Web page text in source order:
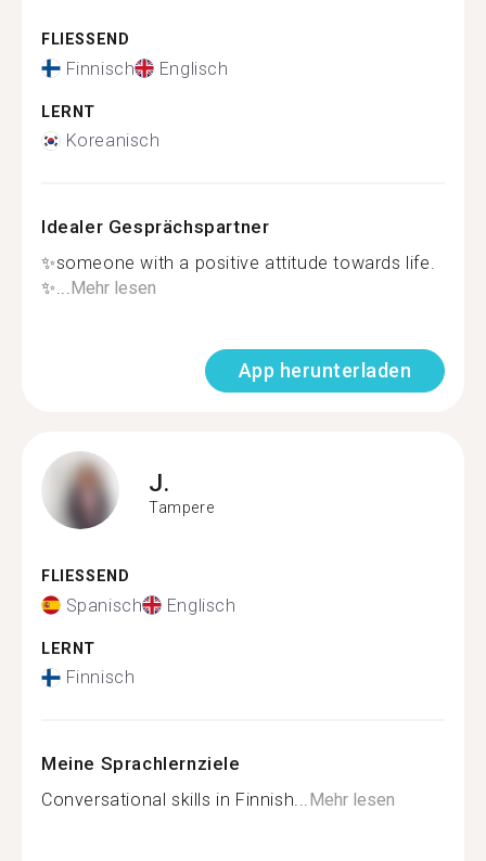
FLIESSEND
Finnisch Englisch
LERNT
Koreanisch
Idealer Gesprächspartner
✨️someone with a positive attitude towards life.
✨...Mehr lesen
App herunterladen
J.
Tampere
FLIESSEND
Spanisch Englisch
LERNT
Finnisch
Meine Sprachlernziele
Conversational skills in Finnish...Mehr lesen